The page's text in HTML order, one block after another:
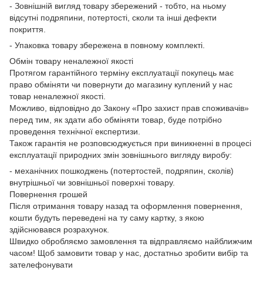
- Зовнішній вигляд товару збережений - тобто, на ньому
відсутні подряпини, потертості, сколи та інші дефекти
покриття.
- Упаковка товару збережена в повному комплекті.
Обмін товару неналежної якості
Протягом гарантійного терміну експлуатації покупець має
право обміняти чи повернути до магазину куплений у нас
товар неналежної якості.
Можливо, відповідно до Закону «Про захист прав споживачів»
перед тим, як здати або обміняти товар, буде потрібно
проведення технічної експертизи.
Також гарантія не розповсюджується при виникненні в процесі
експлуатації природних змін зовнішнього вигляду виробу:
- механічних пошкоджень (потертостей, подряпин, сколів)
внутрішньої чи зовнішньої поверхні товару.
Повернення грошей
Після отримання товару назад та оформлення повернення,
кошти будуть переведені на ту саму картку, з якою
здійснювався розрахунок.
Швидко обробляємо замовлення та відправляємо найближчим
часом! Щоб замовити товар у нас, достатньо зробити вибір та
зателефонувати